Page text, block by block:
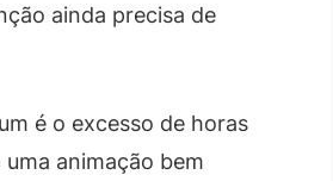
ainda precisa de
é o excesso de horas
animação bem